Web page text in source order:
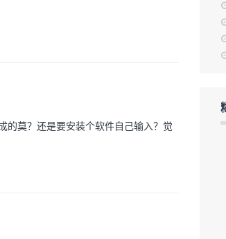
的莫？还是要安装个软件自己输入？觉